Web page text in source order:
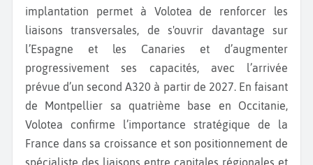
implantation permet à Volotea de renforcer les
liaisons transversales, de s'ouvrir davantage sur
l’Espagne et les Canaries et d’augmenter
progressivement ses capacités, avec l’arrivée
prévue d’un second A320 à partir de 2027. En faisant
de Montpellier sa quatrième base en Occitanie,
Volotea confirme l’importance stratégique de la
France dans sa croissance et son positionnement de
spécialiste des liaisons entre capitales régionales et